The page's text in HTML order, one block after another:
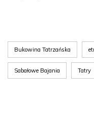
Bukowina Tatrzańska
Sabałowe Bajania Tatry